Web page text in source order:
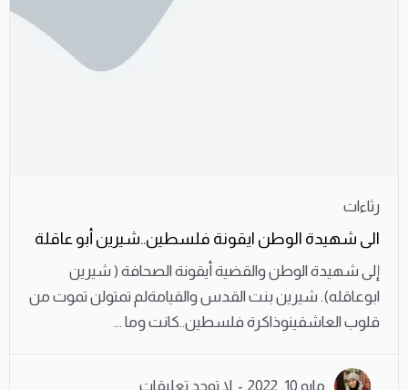
رثاءات
الى شهيدة الوطن ايقونة فلسطين..شيرين أبو عاقلة
إلى شهيدة الوطن والقضية أيقونة الصحافة ( شيرين
ابوعاقله). شيرين بنت القدس والقيامةلم تمتولن تموت من
قلوب العاشقينوذاكرة فلسطين..كانت وما ...
مايو 10, 2022 لا توجد تعليقات